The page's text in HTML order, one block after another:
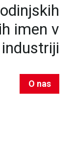
imen v
O nas